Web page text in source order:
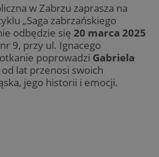
w Zabrzu zaprasza na
„Saga zabrzańskiego
odbędzie się 20 marca 2025
9, przy ul. Ignacego
poprowadzi Gabriela
lat przenosi swoich
jego historii i emocji.